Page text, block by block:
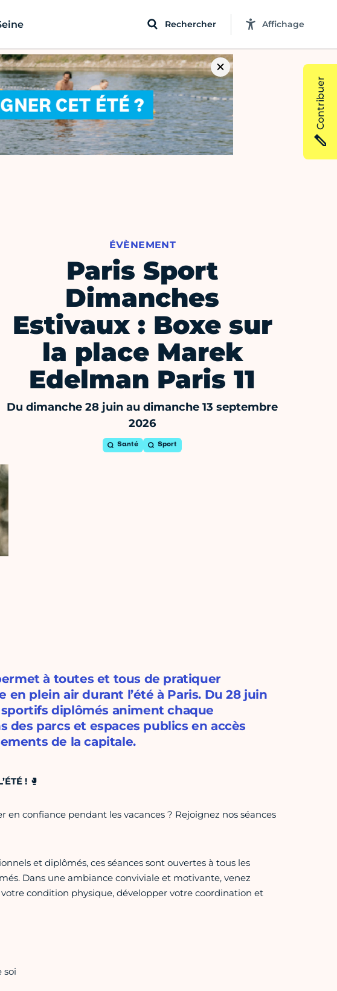
Rechercher Affichage
ÉVÈNEMENT
Paris Sport
Dimanches
Estivaux : Boxe sur
la place Marek
Edelman Paris 11
Du dimanche 28 juin au dimanche 13 septembre
2026
Santé Sport
à toutes et tous de pratiquer
plein air durant l’été à Paris. Du 28 juin
diplômés animent chaque
des parcs et espaces publics en accès
de la capitale.
!🥊
confiance pendant les vacances ? Rejoignez nos séances
et diplômés, ces séances sont ouvertes à tous les
Dans une ambiance conviviale et motivante, venez
condition physique, développer votre coordination et
soi
Contribuer